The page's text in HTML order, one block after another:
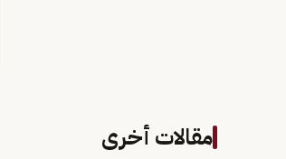
مقالات أخرى